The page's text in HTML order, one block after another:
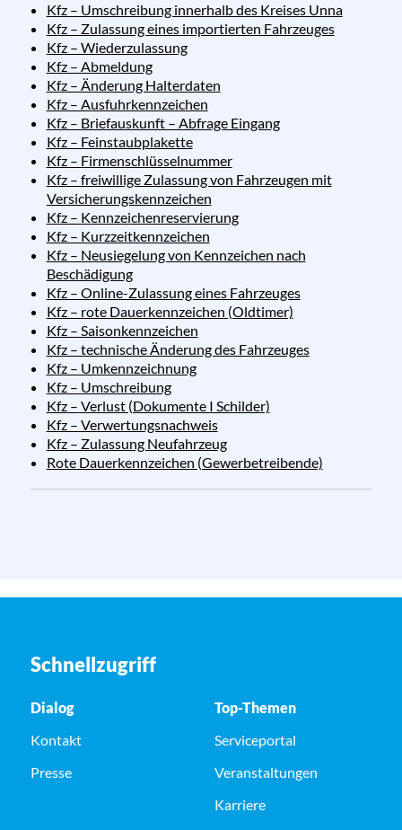
Kfz – Umschreibung innerhalb des Kreises Unna
Kfz – Zulassung eines importierten Fahrzeuges
Kfz – Wiederzulassung
Kfz – Abmeldung
Kfz – Änderung Halterdaten
Kfz – Ausfuhrkennzeichen
Kfz – Briefauskunft – Abfrage Eingang
Kfz – Feinstaubplakette
Kfz – Firmenschlüsselnummer
Kfz – freiwillige Zulassung von Fahrzeugen mit
Versicherungskennzeichen
Kfz – Kennzeichenreservierung
Kfz – Kurzzeitkennzeichen
Kfz – Neusiegelung von Kennzeichen nach
Beschädigung
Kfz – Online-Zulassung eines Fahrzeuges
Kfz – rote Dauerkennzeichen (Oldtimer)
Kfz – Saisonkennzeichen
Kfz – technische Änderung des Fahrzeuges
Kfz – Umkennzeichnung
Kfz – Umschreibung
Kfz – Verlust (Dokumente I Schilder)
Kfz – Verwertungsnachweis
Kfz – Zulassung Neufahrzeug
Rote Dauerkennzeichen (Gewerbetreibende)
Schnellzugriff
Dialog
Kontakt
Presse
Top-Themen
Serviceportal
Veranstaltungen
Karriere